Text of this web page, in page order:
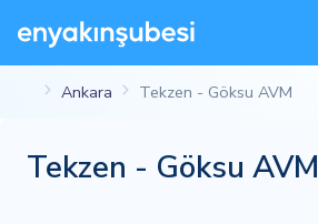
Ankara Tekzen - Göksu AVM
Tekzen - Göksu AVM